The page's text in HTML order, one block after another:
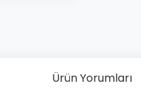
Ürün Yorumları